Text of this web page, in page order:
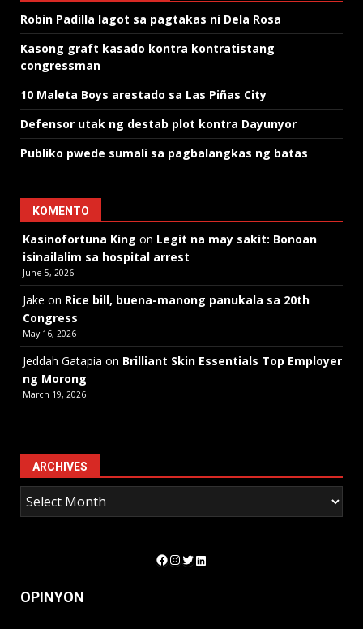
Robin Padilla lagot sa pagtakas ni Dela Rosa
Kasong graft kasado kontra kontratistang
congressman
10 Maleta Boys arestado sa Las Piñas City
Defensor utak ng destab plot kontra Dayunyor
Publiko pwede sumali sa pagbalangkas ng batas
KOMENTO
Kasinofortuna King on Legit na may sakit: Bonoan
isinailalim sa hospital arrest
June 5, 2026
Jake on Rice bill, buena-manong panukala sa 20th
Congress
May 16, 2026
Jeddah Gatapia on Brilliant Skin Essentials Top Employer
ng Morong
March 19, 2026
ARCHIVES
Facebook
Instagram
Twitter
LinkedIn
OPINYON